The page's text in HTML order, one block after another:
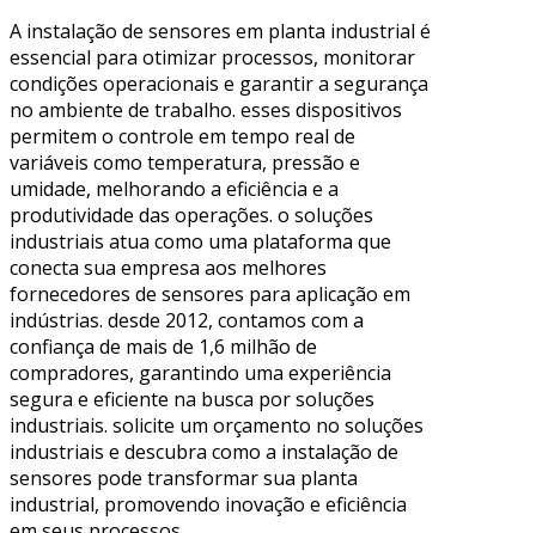
A instalação de sensores em planta industrial é
essencial para otimizar processos, monitorar
condições operacionais e garantir a segurança
no ambiente de trabalho. esses dispositivos
permitem o controle em tempo real de
variáveis como temperatura, pressão e
umidade, melhorando a eficiência e a
produtividade das operações. o soluções
industriais atua como uma plataforma que
conecta sua empresa aos melhores
fornecedores de sensores para aplicação em
indústrias. desde 2012, contamos com a
confiança de mais de 1,6 milhão de
compradores, garantindo uma experiência
segura e eficiente na busca por soluções
industriais. solicite um orçamento no soluções
industriais e descubra como a instalação de
sensores pode transformar sua planta
industrial, promovendo inovação e eficiência